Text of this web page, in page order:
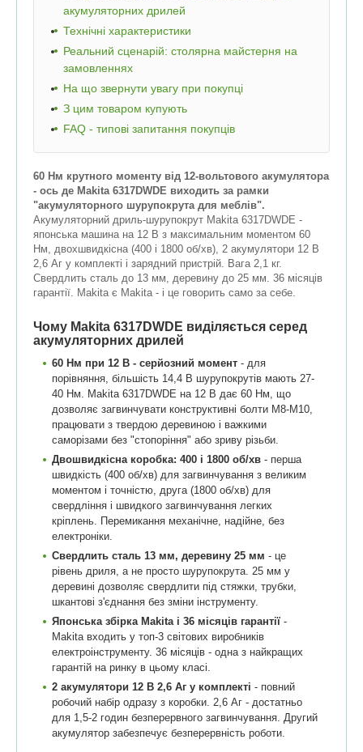
акумуляторних дрилей
Технічні характеристики
Реальний сценарій: столярна майстерня на
замовленнях
На що звернути увагу при покупці
З цим товаром купують
FAQ - типові запитання покупців
60 Нм крутного моменту від 12-вольтового акумулятора
- ось де Makita 6317DWDE виходить за рамки
"акумуляторного шурупокрута для меблів".
Акумуляторний дриль-шурупокрут Makita 6317DWDE -
японська машина на 12 В з максимальним моментом 60
Нм, двохшвидкісна (400 і 1800 об/хв), 2 акумулятори 12 В
2,6 Аг у комплекті і зарядний пристрій. Вага 2,1 кг.
Свердлить сталь до 13 мм, деревину до 25 мм. 36 місяців
гарантії. Makita є Makita - і це говорить само за себе.
Чому Makita 6317DWDE виділяється серед
акумуляторних дрилей
60 Нм при 12 В - серйозний момент - для
порівняння, більшість 14,4 В шурупокрутів мають 27-
40 Нм. Makita 6317DWDE на 12 В дає 60 Нм, що
дозволяє загвинчувати конструктивні болти M8-M10,
працювати з твердою деревиною і важкими
саморізами без "стопоріння" або зриву різьби.
Двошвидкісна коробка: 400 і 1800 об/хв - перша
швидкість (400 об/хв) для загвинчування з великим
моментом і точністю, друга (1800 об/хв) для
свердління і швидкого загвинчування легких
кріплень. Перемикання механічне, надійне, без
електроніки.
Свердлить сталь 13 мм, деревину 25 мм - це
рівень дриля, а не просто шурупокрута. 25 мм у
деревині дозволяє свердлити під стяжки, трубки,
шкантові з'єднання без зміни інструменту.
Японська збірка Makita і 36 місяців гарантії -
Makita входить у топ-3 світових виробників
електроінструменту. 36 місяців - одна з найкращих
гарантій на ринку в цьому класі.
2 акумулятори 12 В 2,6 Аг у комплекті - повний
робочий набір одразу з коробки. 2,6 Аг - достатньо
для 1,5-2 годин безперервного загвинчування. Другий
акумулятор забезпечує безперервність роботи.